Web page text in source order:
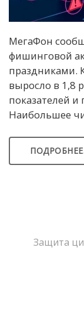
МегаФон
фишинговой
праздниками.
выросло в 1,8
показателей
Наибольшее
Защита